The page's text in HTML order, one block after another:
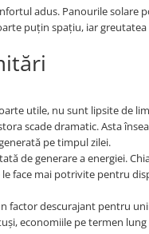
adus. Panourile solare
puțin spațiu, iar
utile, nu sunt lipsite de
scade dramatic. Asta
pe timpul zilei.
de generare a energiei.
le face mai potrivite pentru
factor descurajant pentru
economiile pe termen